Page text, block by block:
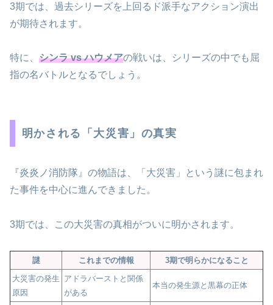
3期では、過去シリーズを上回るド派手なアクション演出
が期待されます。
特に、 シンラ vs ハウメアの戦いは、シリーズの中でも屈
指の名バトルとなるでしょう。
明かされる「大災害」の真実
『炎炎ノ消防隊』の物語は、「大災害」という謎に包まれ
た事件を中心に進んできました。
3期では、この大災害の真相がついに明かされます。
謎 これまでの情報
3期で明らかになること
大災害の発生
原因
アドラバーストと関係
がある
本当の発生源と黒幕の正体